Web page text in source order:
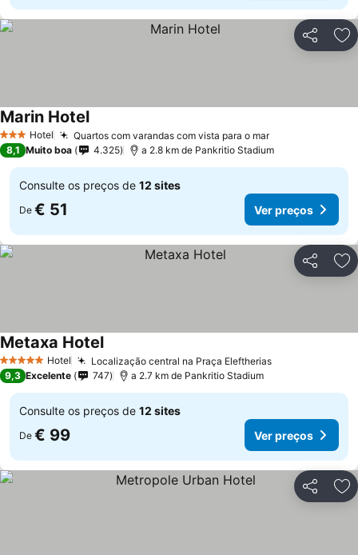
Partilhar
3 EstrelasHotel Quartos com varandas com vista para o marVer preços
Marin HotelVer preços
8,1 Muito boa 4.325 a 2.8 km de Pankritio Stadium
Consulte os preços de 12 sites
De € 51 Ver preços
Partilhar
5 Estrelas Hotel Localização central na Praça EleftheriasVer preços
Metaxa HotelVer preços
9,3 Excelente 747 a 2.7 km de Pankritio Stadium
Consulte os preços de 12 sites
De € 99 Ver preços
Partilhar